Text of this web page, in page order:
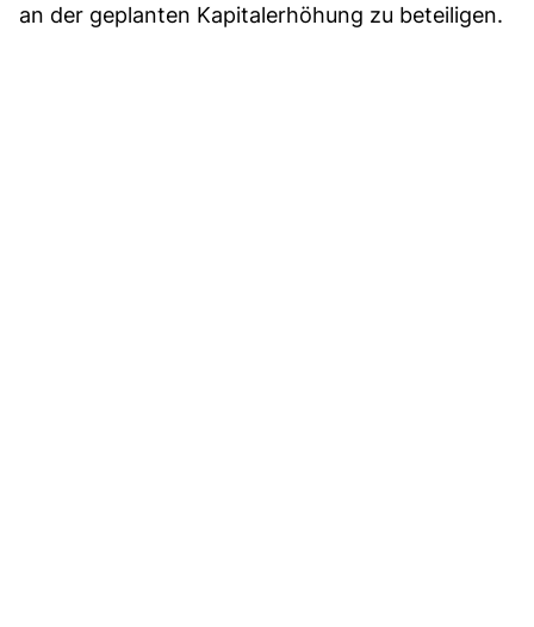
an der geplanten Kapitalerhöhung zu beteiligen.